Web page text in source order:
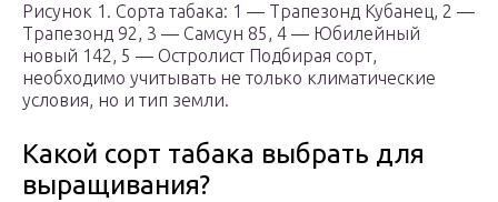
Рисунок 1. Сорта табака: 1 — Трапезонд Кубанец, 2 —
Трапезонд 92, 3 — Самсун 85, 4 — Юбилейный
новый 142, 5 — Остролист Подбирая сорт,
необходимо учитывать не только климатические
условия, но и тип земли.
Какой сорт табака выбрать для
выращивания?